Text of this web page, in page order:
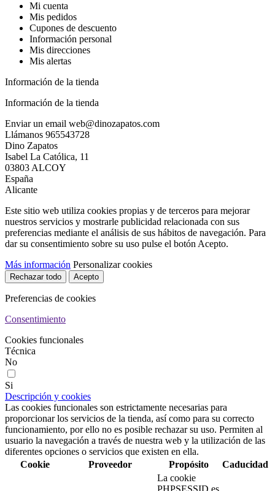
Mi cuenta
Mis pedidos
Cupones de descuento
Información personal
Mis direcciones
Mis alertas
Información de la tienda
Información de la tienda
Enviar un email web@dinozapatos.com
Llámanos 965543728
Dino Zapatos
Isabel La Católica, 11
03803 ALCOY
España
Alicante
Este sitio web utiliza cookies propias y de terceros para mejorar
nuestros servicios y mostrarle publicidad relacionada con sus
preferencias mediante el análisis de sus hábitos de navegación. Para
dar su consentimiento sobre su uso pulse el botón Acepto.
Más información Personalizar cookies
Rechazar todo Acepto
Preferencias de cookies
Consentimiento
Cookies funcionales
Técnica
No
Si
Descripción y cookies
Las cookies funcionales son estrictamente necesarias para
proporcionar los servicios de la tienda, así como para su correcto
funcionamiento, por ello no es posible rechazar su uso. Permiten al
usuario la navegación a través de nuestra web y la utilización de las
diferentes opciones o servicios que existen en ella.
Cookie
Proveedor Propósito
Caducidad
La cookie
PHPSESSID es